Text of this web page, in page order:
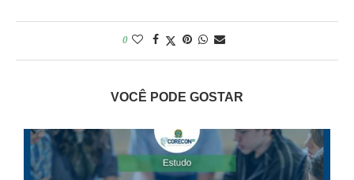
0
VOCÊ PODE GOSTAR